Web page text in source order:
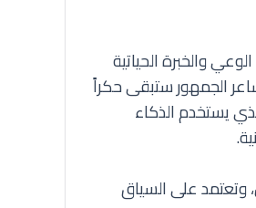
والخبرة الحياتية
الجمهور ستبقى حكراً
يستخدم الذكاء
وتعتمد على السياق